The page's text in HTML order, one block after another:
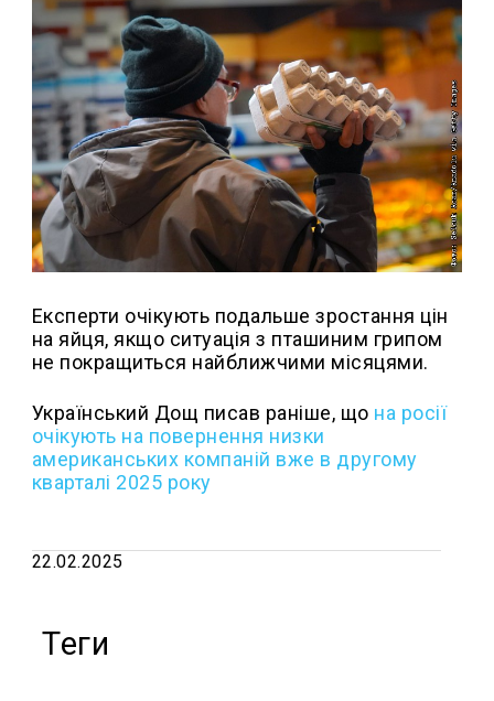
Експерти очікують подальше зростання цін
на яйця, якщо ситуація з пташиним грипом
не покращиться найближчими місяцями.
Український Дощ писав раніше, що на росії
очікують на повернення низки
американських компаній вже в другому
кварталі 2025 року
22.02.2025
Теги